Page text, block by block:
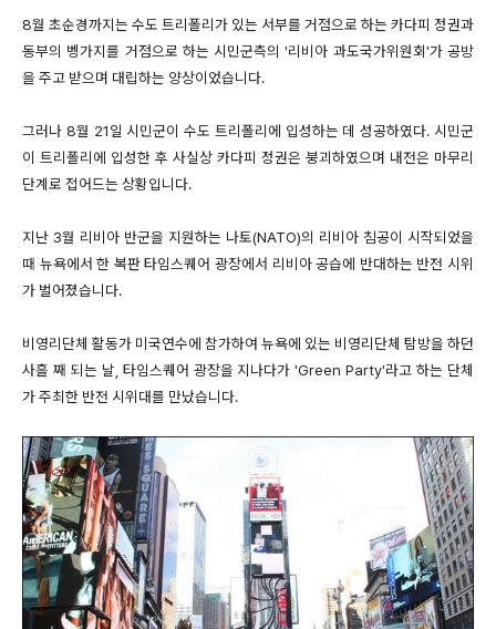
8월 초순경까지는 수도 트리폴리가 있는 서부를 거점으로 하는 카다피 정권과
동부의 벵가지를 거점으로 하는 시민군측의 '리비아 과도국가위원회'가 공방
을 주고 받으며 대립하는 양상이었습니다.
그러나 8월 21일 시민군이 수도 트리폴리에 입성하는 데 성공하였다. 시민군
이 트리폴리에 입성한 후 사실상 카다피 정권은 붕괴하였으며 내전은 마무리
단계로 접어드는 상황입니다.
지난 3월 리비아 반군을 지원하는 나토(NATO)의 리비아 침공이 시작되었을
때 뉴욕에서 한 복판 타임스퀘어 광장에서 리비아 공습에 반대하는 반전 시위
가 벌어졌습니다.
비영리단체 활동가 미국연수에 참가하여 뉴욕에 있는 비영리단체 탐방을 하던
사흘 째 되는 날, 타임스퀘어 광장을 지나다가 'Green Party'라고 하는 단체
가 주최한 반전 시위대를 만났습니다.